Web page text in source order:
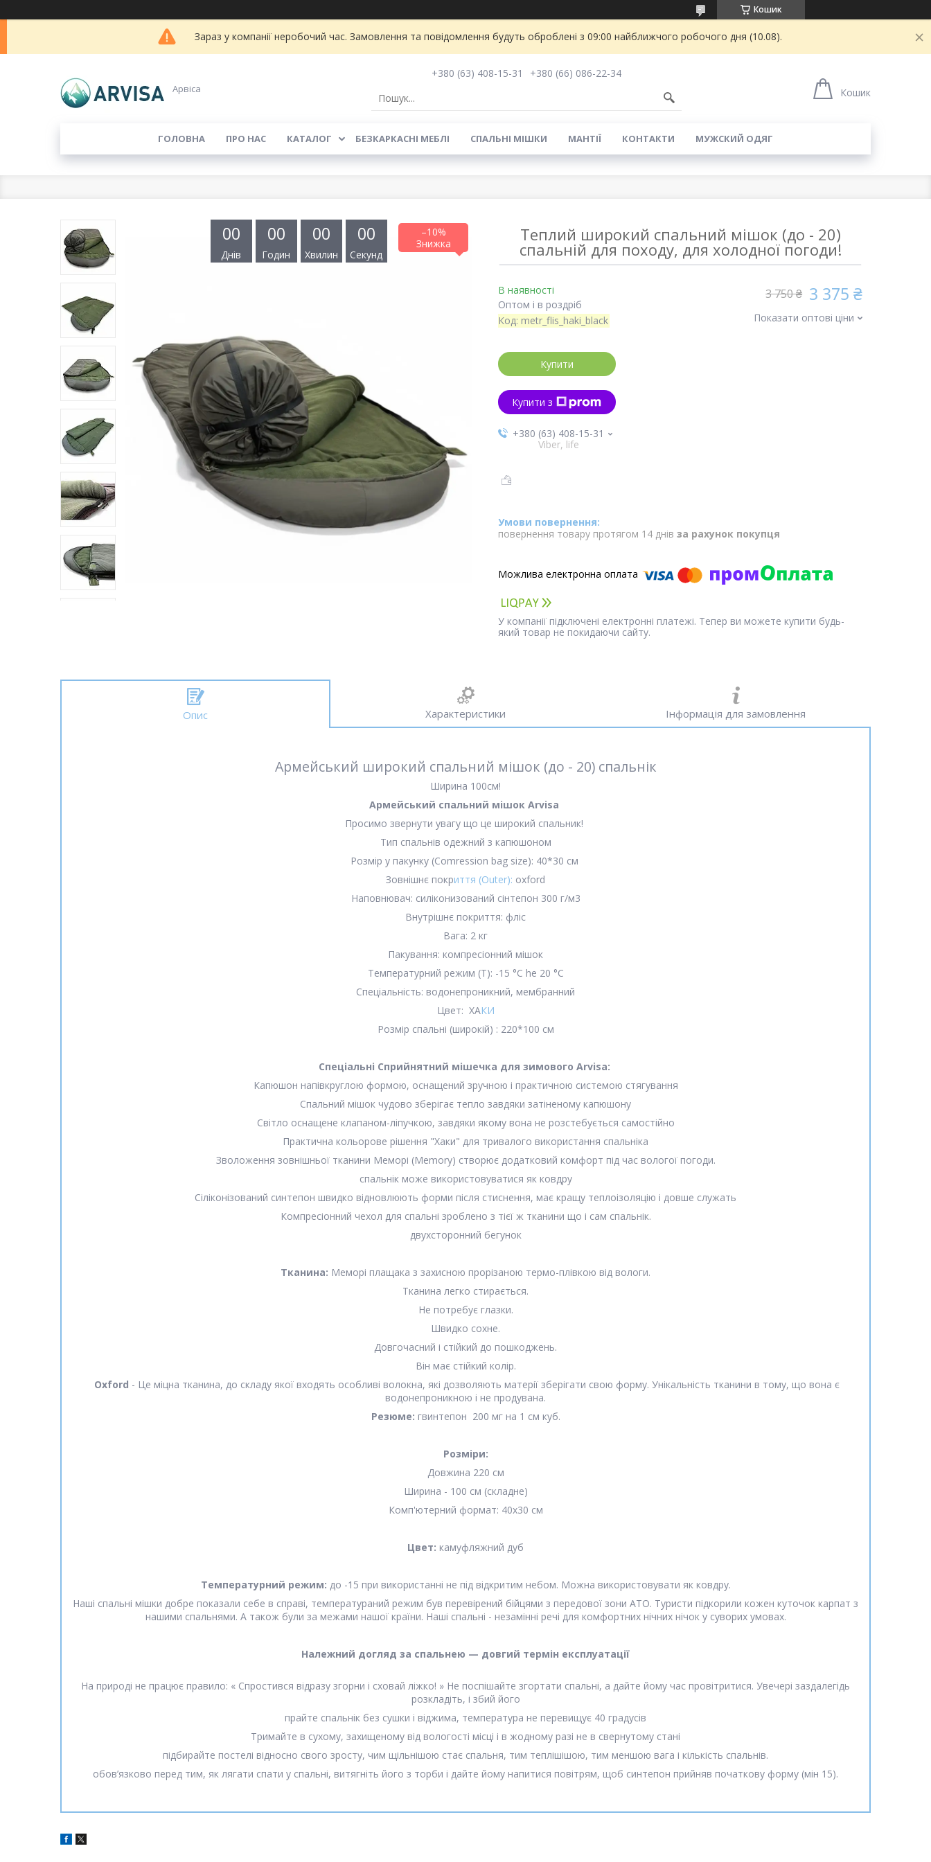
Кошик
Зараз у компанії неробочий час. Замовлення та повідомлення будуть оброблені з 09:00 найближчого робочого дня (10.08).
Арвіса
+380 (63) 408-15-31
+380 (66) 086-22-34
Кошик
ГОЛОВНА ПРО НАС КАТАЛОГ БЕЗКАРКАСНІ МЕБЛІ СПАЛЬНІ МІШКИ МАНТІЇ КОНТАКТИ МУЖСКИЙ ОДЯГ
–10%
00
Днів
00
Годин
00
Хвилин
00
Секунд
Теплий широкий спальний мішок (до - 20)
спальній для походу, для холодної погоди!
В наявності
Оптом і в роздріб
Код: metr_flis_haki_black
3 750 ₴ 3 375 ₴
Показати оптові ціни
Купити
Купити з
+380 (63) 408-15-31
Viber, life
повернення товару протягом 14 днів за рахунок покупця
У компанії підключені електронні платежі. Тепер ви можете купити будь-
який товар не покидаючи сайту.
Опис Характеристики Інформація для замовлення
Армейський широкий спальний мішок (до - 20) спальнік
Ширина 100см!
Армейський спальний мішок Arvisa
Просимо звернути увагу що це широкий спальник!
Тип спальнів одежний з капюшоном
Розмір у пакунку (Comression bag size): 40*30 см
Зовнішнє покриття (Outer): oxford
Наповнювач: силіконизований сінтепон 300 г/м3
Внутрішнє покриття: фліс
Вага: 2 кг
Пакування: компресіонний мішок
Температурний режим (Т): -15 °С he 20 °С
Спеціальність: водонепроникний, мембранний
Цвет: ХАКИ
Розмір спальні (широкій) : 220*100 см
Спеціальні Сприйнятний мішечка для зимового Arvisa:
Капюшон напівкруглою формою, оснащений зручною і практичною системою стягування
Спальний мішок чудово зберігає тепло завдяки затіненому капюшону
Світло оснащене клапаном-ліпучкою, завдяки якому вона не розстебується самостійно
Практична кольорове рішення "Хаки" для тривалого використання спальніка
Зволоження зовнішньої тканини Меморі (Memory) створює додатковий комфорт під час вологої погоди.
спальнік може використовуватися як ковдру
Сіліконізований синтепон швидко відновлюють форми після стиснення, має кращу теплоізоляцію і довше служать
Компресіонний чехол для спальні зроблено з тієї ж тканини що і сам спальнік.
двухсторонний бегунок
Тканина: Меморі плащака з захисною прорізаною термо-плівкою від вологи.
Тканина легко стирається.
Не потребує глазки.
Швидко сохне.
Довгочасний і стійкий до пошкоджень.
Він має стійкий колір.
Oxford - Це міцна тканина, до складу якої входять особливі волокна, які дозволяють матерії зберігати свою форму. Унікальність тканини в тому, що вона є
водонепроникною і не продувана.
Резюме: гвинтепон 200 мг на 1 см куб.
Розміри:
Довжина 220 см
Ширина - 100 cм (складне)
Комп'ютерний формат: 40x30 см
Цвет: камуфляжний дуб
Температурний режим: до -15 при використанні не під відкритим небом. Можна використовувати як ковдру.
Наші спальні мішки добре показали себе в справі, температураний режим був перевірений бійцями з передової зони АТО. Туристи підкорили кожен куточок карпат з
нашими спальнями. А також були за межами нашої країни. Наші спальні - незамінні речі для комфортних нічних нічок у суворих умовах.
Належний догляд за спальнею — довгий термін експлуатації
На природі не працює правило: « Спростився відразу згорни і сховай ліжко! » Не поспішайте згортати спальні, а дайте йому час провітритися. Увечері заздалегідь
розкладіть, і збий його
прайте спальнік без сушки і віджима, температура не перевищує 40 градусів
Тримайте в сухому, захищеному від вологості місці і в жодному разі не в свернутому стані
підбирайте постелі відносно свого зросту, чим щільнішою стає спальня, тим теплішішою, тим меншою вага і кількість спальнів.
обов’язково перед тим, як лягати спати у спальні, витягніть його з торби і дайте йому напитися повітрям, щоб синтепон прийняв початкову форму (мін 15).